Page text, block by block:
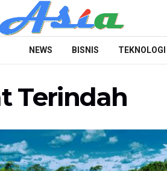
NEWS BISNIS TEKNOLOGI
Terindah